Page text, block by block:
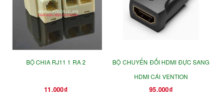
BỘ CHIA RJ11 1 RA 2
11.000₫
BỘ CHUYỂN ĐỔI HDMI ĐỰC SANG
HDMI CÁI VENTION
95.000₫